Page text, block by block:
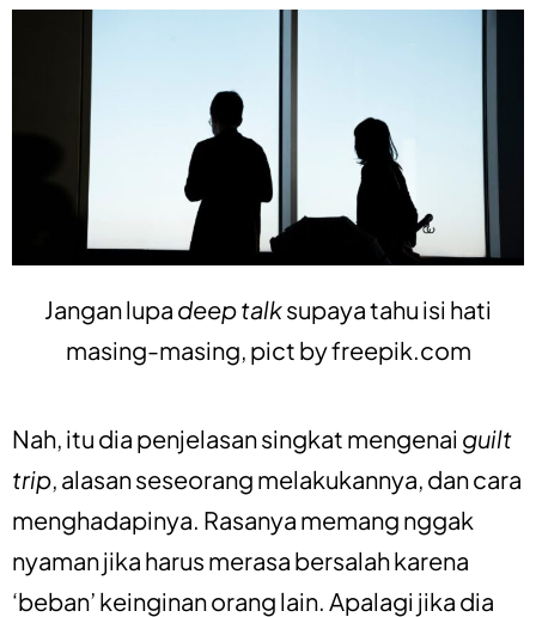
Jangan lupa deep talksupaya tahu isi hati
masing-masing, pict byfreepik.com
Nah, itu dia penjelasan singkat mengenai guilt
trip, alasan seseorang melakukannya, dan cara
menghadapinya. Rasanya memang nggak
nyaman jika harus merasa bersalah karena
‘beban’ keinginan orang lain. Apalagi jika dia